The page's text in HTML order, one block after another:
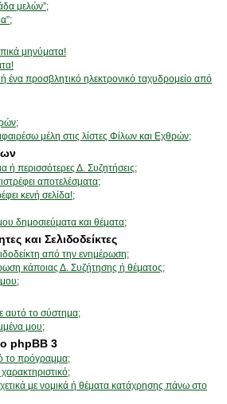
μελών”;
μηνύματα!
ένα προσβλητικό ηλεκτρονικό ταχυδρομείο από
μέλη στις λίστες Φίλων και Εχθρών;
περισσότερες Δ. Συζητήσεις;
αποτελέσματα;
κενή σελίδα!;
δημοσιεύματα και θέματα;
και Σελιδοδείκτες
από την ενημέρωση;
κάποιας Δ. Συζήτησης ή θέματος;
αυτό το σύστημα;
μου;
phpBB 3
το πρόγραμμα;
χαρακτηριστικό;
με νομικά ή θέματα κατάχρησης πάνω στο